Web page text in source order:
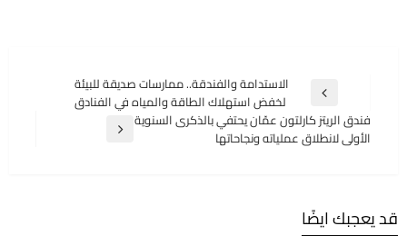
المقالات
المقالة
السابقة
الاستدامة والفندقة.. ممارسات صديقة للبيئة
لخفض استهلاك الطاقة والمياه في الفنادق
المقالة
فندق الريتز كارلتون عمّان يحتفي بالذكرى السنوية
الأولى لانطلاق عملياته ونجاحاتها
قد يعجبك ايضًا